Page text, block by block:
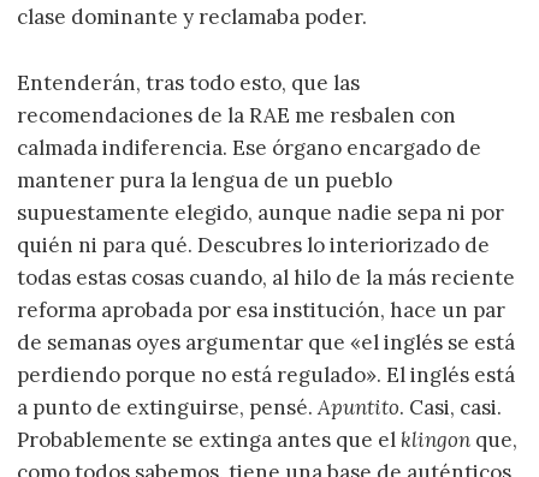
clase dominante y reclamaba poder.
Entenderán, tras todo esto, que las
recomendaciones de la RAE me resbalen con
calmada indiferencia. Ese órgano encargado de
mantener pura la lengua de un pueblo
supuestamente elegido, aunque nadie sepa ni por
quién ni para qué. Descubres lo interiorizado de
todas estas cosas cuando, al hilo de la más reciente
reforma aprobada por esa institución, hace un par
de semanas oyes argumentar que «el inglés se está
perdiendo porque no está regulado». El inglés está
a punto de extinguirse, pensé.Apuntito. Casi, casi.
Probablemente se extinga antes que el klingon que,
como todos sabemos, tiene una base de auténticos